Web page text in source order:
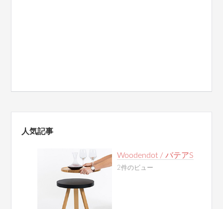
人気記事
Woodendot / バテアS
2件のビュー